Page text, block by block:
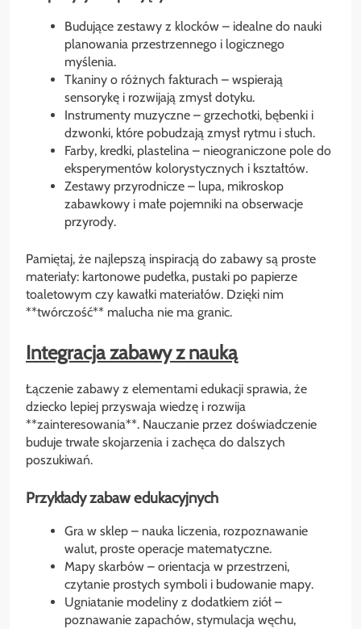
Budujące zestawy z klocków – idealne do nauki
planowania przestrzennego i logicznego
myślenia.
Tkaniny o różnych fakturach – wspierają
sensorykę i rozwijają zmysł dotyku.
Instrumenty muzyczne – grzechotki, bębenki i
dzwonki, które pobudzają zmysł rytmu i słuch.
Farby, kredki, plastelina – nieograniczone pole do
eksperymentów kolorystycznych i kształtów.
Zestawy przyrodnicze – lupa, mikroskop
zabawkowy i małe pojemniki na obserwacje
przyrody.
Pamiętaj, że najlepszą inspiracją do zabawy są proste
materiały: kartonowe pudełka, pustaki po papierze
toaletowym czy kawałki materiałów. Dzięki nim
**twórczość** malucha nie ma granic.
Integracja zabawy z nauką
Łączenie zabawy z elementami edukacji sprawia, że
dziecko lepiej przyswaja wiedzę i rozwija
**zainteresowania**. Nauczanie przez doświadczenie
buduje trwałe skojarzenia i zachęca do dalszych
poszukiwań.
Przykłady zabaw edukacyjnych
Gra w sklep – nauka liczenia, rozpoznawanie
walut, proste operacje matematyczne.
Mapy skarbów – orientacja w przestrzeni,
czytanie prostych symboli i budowanie mapy.
Ugniatanie modeliny z dodatkiem ziół –
poznawanie zapachów, stymulacja węchu,